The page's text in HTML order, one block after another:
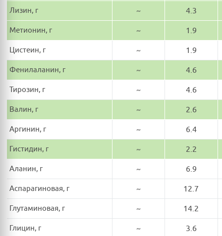
Лизин, г ~ 4.3
Метионин, г ~ 1.9
Цистеин, г ~ 1.9
Фенилаланин, г ~ 4.6
Тирозин, г ~ 4.6
Валин, г ~ 2.6
Аргинин, г ~ 6.4
Гистидин, г ~ 2.2
Аланин, г ~ 6.9
Аспарагиновая, г ~ 12.7
Глутаминовая, г ~ 14.2
Глицин, г ~ 3.6